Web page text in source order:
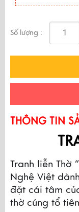
Số lượng :
THÔNG TIN
Tranh liễn Thờ
Nghệ Việt
đặt cái tâm
thờ cúng tổ